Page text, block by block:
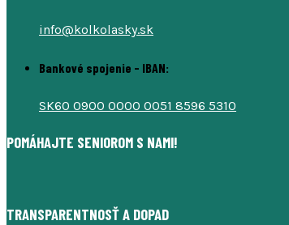
info@kolkolasky.sk
Bankové spojenie - IBAN:
SK60 0900 0000 0051 8596 5310
POMÁHAJTE SENIOROM S NAMI!
TRANSPARENTNOSŤ A DOPAD